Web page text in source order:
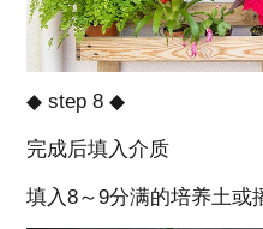
◆ step 8 ◆
完成后填入介质
填入8～9分满的培养土或